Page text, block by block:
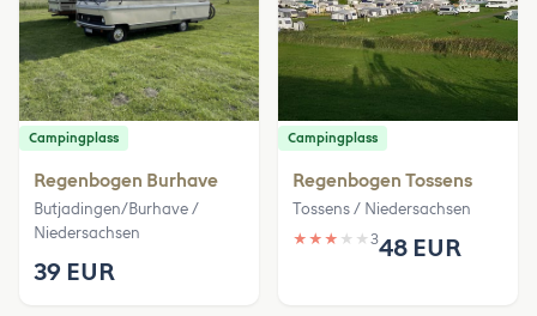
Campingplass
Regenbogen Burhave
Butjadingen/Burhave /
Niedersachsen
39 EUR
Campingplass
Regenbogen Tossens
Tossens / Niedersachsen
★ ★ ★ ★ ★ 348 EUR